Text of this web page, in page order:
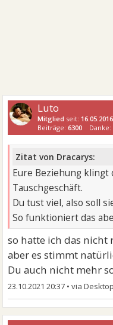
Luto
Mitglied seit: 16.05.2016
Beiträge:6300 Danke:
Zitat von Dracarys:
Eure Beziehung klingt
Tauschgeschäft.
Du tust viel, also soll
So funktioniert das
so hatte ich das nicht
aber es stimmt
Du auch nicht mehr
23.10.2021 20:37 •